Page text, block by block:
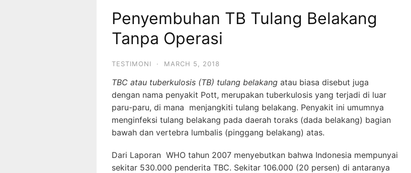
Penyembuhan TB Tulang Belakang
Tanpa Operasi
TESTIMONI · MARCH 5, 2018
TBC atau tuberkulosis (TB) tulang belakang atau biasa disebut juga
dengan nama penyakit Pott, merupakan tuberkulosis yang terjadi di luar
paru-paru, di mana menjangkiti tulang belakang. Penyakit ini umumnya
menginfeksi tulang belakang pada daerah toraks (dada belakang) bagian
bawah dan vertebra lumbalis (pinggang belakang) atas.
Dari Laporan WHO tahun 2007 menyebutkan bahwa Indonesia mempunyai
sekitar 530.000 penderita TBC. Sekitar 106.000 (20 persen) di antaranya